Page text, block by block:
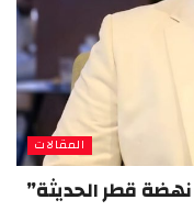
المقالات
قطر الحديثة”